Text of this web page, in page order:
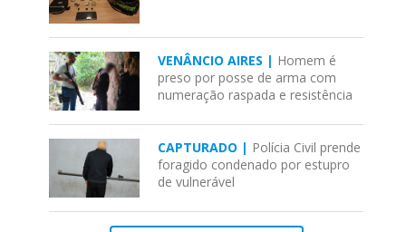
VENÂNCIO AIRES | Homem é
preso por posse de arma com
numeração raspada e resistência
CAPTURADO | Polícia Civil prende
foragido condenado por estupro
de vulnerável